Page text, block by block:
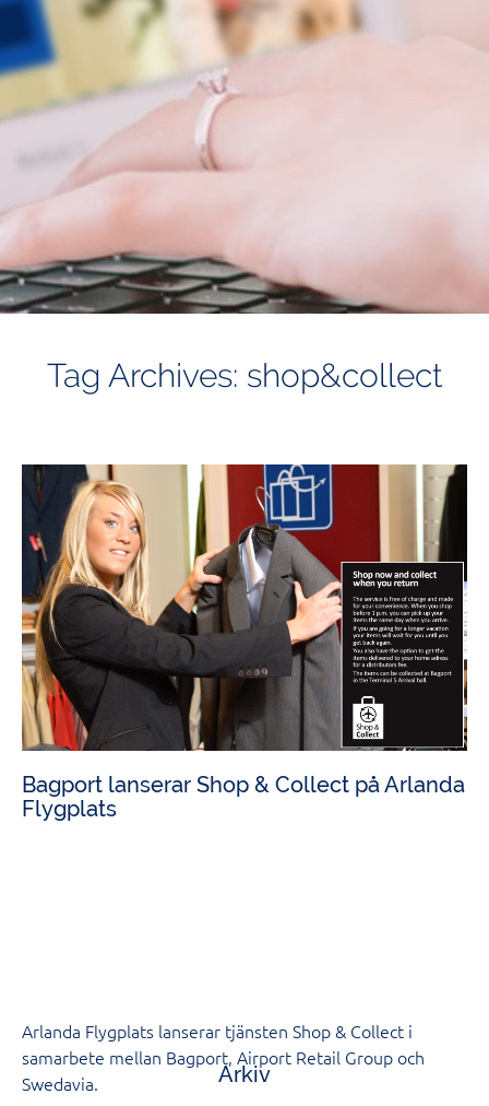
Tag Archives: shop&collect
Bagport lanserar Shop & Collect på Arlanda
Flygplats
Arlanda Flygplats lanserar tjänsten Shop & Collect i
samarbete mellan Bagport, Airport Retail Group och
Swedavia.
Arkiv